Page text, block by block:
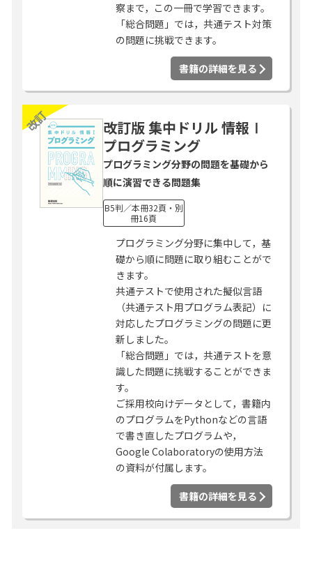
察まで，この一冊で学習できます。
「総合問題」では，共通テスト対策
の問題に挑戦できます。
書籍の詳細を見る
改訂
改訂版 集中ドリル 情報Ⅰ
プログラミング
プログラミング分野の問題を基礎から
順に演習できる問題集
B5判／本冊32頁・別
冊16頁
プログラミング分野に集中して，基
礎から順に問題に取り組むことがで
きます。
共通テストで使用された擬似言語
（共通テスト用プログラム表記）に
対応したプログラミングの問題に更
新しました。
「総合問題」では，共通テストを意
識した問題に挑戦することができま
す。
ご採用校向けデータとして，書籍内
のプログラムをPythonなどの言語
で書き直したプログラムや，
Google Colaboratoryの使用方法
の資料が付属します。
書籍の詳細を見る